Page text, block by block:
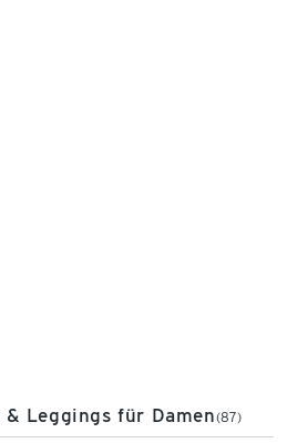
& Leggings für Damen(87)